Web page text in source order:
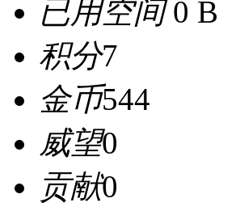
已用空间0 B
积分7
金币544
威望0
贡献0